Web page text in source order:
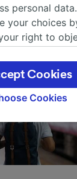
personal
your choices
right to
These
and will
data will not
process
data.
Cookies
Cookies